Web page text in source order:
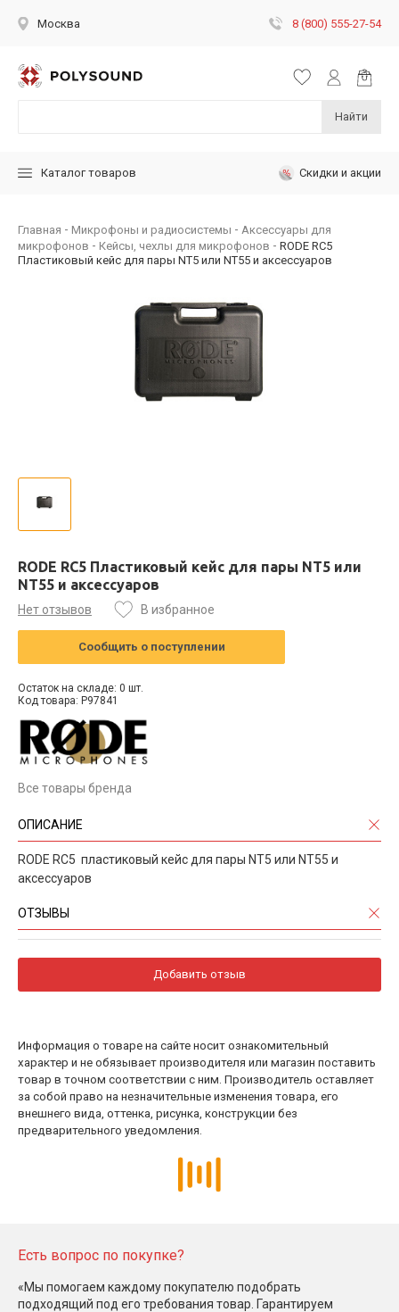
Москва 8 (800) 555-27-54
Найти
Каталог товаров Скидки и акции
Главная Микрофоны и радиосистемы
Аксессуары для
микрофонов
Кейсы, чехлы для микрофонов
RODE RC5
Пластиковый кейс для пары NT5 или NT55 и аксессуаров
RODE RC5 Пластиковый кейс для пары NT5 или
NT55 и аксессуаров
Нет отзывов В избранное
Сообщить о поступлении
Остаток на складе: 0 шт.
Код товара: P97841
Все товары бренда
ОПИСАНИЕ
RODE RC5 пластиковый кейс для пары NT5 или NT55 и
аксессуаров
ОТЗЫВЫ
Добавить отзыв
Информация о товаре на сайте носит ознакомительный
характер и не обязывает производителя или магазин поставить
товар в точном соответствии с ним. Производитель оставляет
за собой право на незначительные изменения товара, его
внешнего вида, оттенка, рисунка, конструкции без
предварительного уведомления.
Есть вопрос по покупке?
«Мы помогаем каждому покупателю подобрать
подходящий под его требования товар. Гарантируем